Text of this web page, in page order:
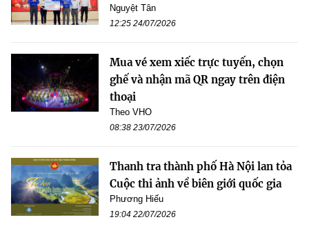
Nguyệt Tân
12:25 24/07/2026
Mua vé xem xiếc trực tuyến, chọn
ghế và nhận mã QR ngay trên điện
thoại
Theo VHO
08:38 23/07/2026
Thanh tra thành phố Hà Nội lan tỏa
Cuộc thi ảnh về biên giới quốc gia
Phương Hiếu
19:04 22/07/2026